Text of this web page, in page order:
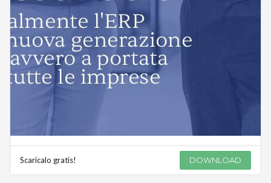
Scaricalo gratis! DOWNLOAD